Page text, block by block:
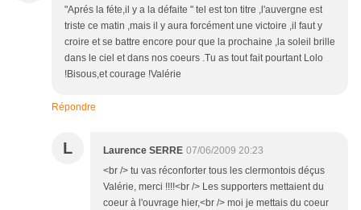
"Aprés la féte,il y a la défaite " tel est ton titre ,l'auvergne est
triste ce matin ,mais il y aura forcément une victoire ,il faut y
croire et se battre encore pour que la prochaine ,la soleil brille
dans le ciel et dans nos coeurs .Tu as tout fait pourtant Lolo
!Bisous,et courage !Valérie
Répondre
L Laurence SERRE 07/06/2009 20:23
<br /> tu vas réconforter tous les clermontois déçus
Valérie, merci !!!!<br /> Les supporters mettaient du
coeur à l'ouvrage hier,<br /> moi je mettais du coeur